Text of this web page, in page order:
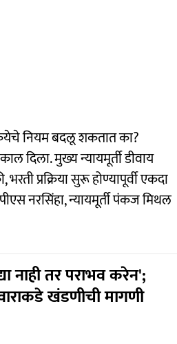
नियम बदलू शकतात का?
दिला. मुख्य न्यायमूर्ती डीवाय
प्रक्रिया सुरू होण्यापूर्वी एकदा
नरसिंहा, न्यायमूर्ती पंकज मिथल
नाही तर पराभव करेन';
खंडणीची मागणी